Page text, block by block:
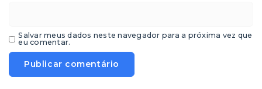
Salvar meus dados neste navegador para a próxima vez que
eu comentar.